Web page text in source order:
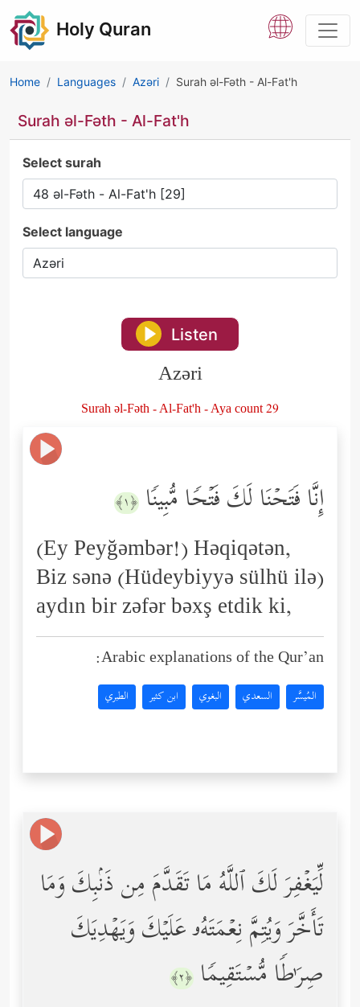
Holy Quran
Home Languages Azəri Surah əl-Fəth - Al-Fat'h
Surah əl-Fəth - Al-Fat'h
Select surah
Select language
Listen
Azəri
Surah əl-Fəth - Al-Fat'h - Aya count 29
إِنَّا فَتَحۡنَا لَكَ فَتۡحࣰا مُّبِینࣰا ﴿١﴾
(Ey Peyğəmbər!) Həqiqətən,
Biz sənə (Hüdeybiyyə sülhü ilə)
aydın bir zəfər bəxş etdik ki,
Arabic explanations of the Qur’an:
المُيسَّر السعدي البغوي ابن كثير الطبري
لِّیَغۡفِرَ لَكَ ٱللَّهُ مَا تَقَدَّمَ مِن ذَنۢبِكَ وَمَا
تَأَخَّرَ وَیُتِمَّ نِعۡمَتَهُۥ عَلَیۡكَ وَیَهۡدِیَكَ
صِرَ ٰ⁠طࣰا مُّسۡتَقِیمࣰا ﴿٢﴾